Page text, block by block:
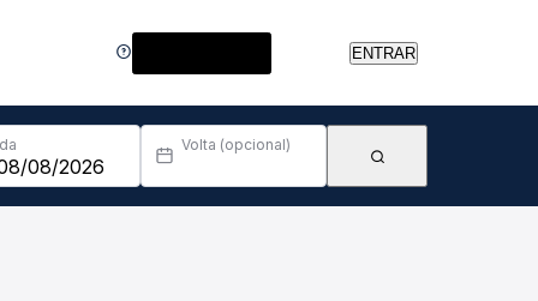
ENTRAR
Volta (opcional)